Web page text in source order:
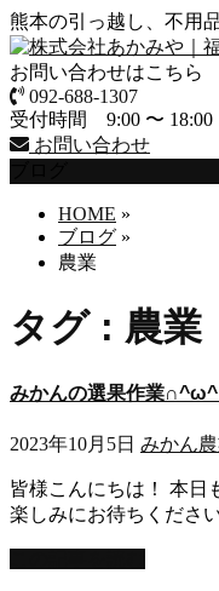
熊本の引っ越し、不用
お問い合わせはこちら
092-688-1307
受付時間 9:00 〜 18:00
お問い合わせ
HOME »
ブログ »
農業
タグ : 農業
みかんの選果作業
2023年10月5日 みかん
皆様こんにちは！ 本
楽しみにお待ちくだ